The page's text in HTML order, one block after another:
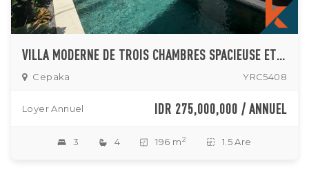
VILLA MODERNE DE TROIS CHAMBRES SPACIEUSE ET BIEN AGENCÉE, SITUÉE DANS LE VILLAGE DE CEPAKA
Cepaka YRC5408
Loyer Annuel IDR 275,000,000 / ANNUEL
3 4 196 m 2 1.5 Are